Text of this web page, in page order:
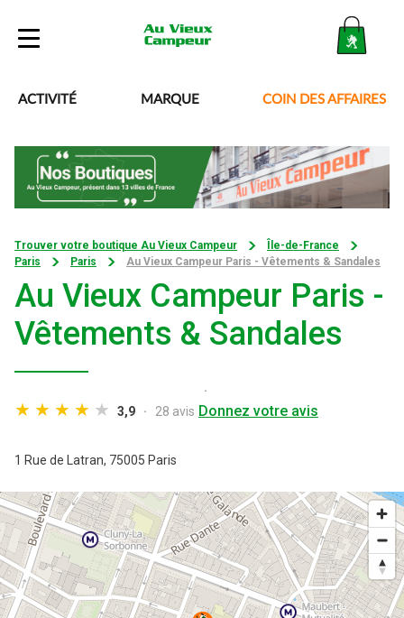
Boutique
Blog
Besoin d’aide ?
Mon compte
ACTIVITÉ MARQUE COIN DES AFFAIRES
Trouver votre boutique Au Vieux Campeur
Île-de-France
Paris
Paris Au Vieux Campeur Paris - Vêtements & Sandales
Au Vieux Campeur Paris -
Vêtements & Sandales
3,9 28 avis Donnez votre avis
1 Rue de Latran, 75005 Paris